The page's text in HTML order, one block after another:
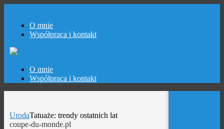
O mnie
Współpraca i kontakt
Skip
O mnie
Współpraca i kontakt
UrodaTatuaże: trendy ostatnich lat
coupe-du-monde.pl